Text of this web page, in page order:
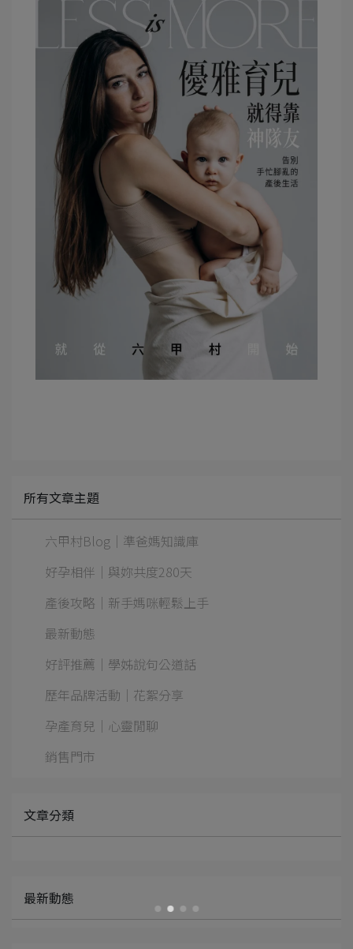
所有文章主題
六甲村Blog｜準爸媽知識庫
好孕相伴｜與妳共度280天
產後攻略｜新手媽咪輕鬆上手
最新動態
好評推薦｜學姊說句公道話
歷年品牌活動｜花絮分享
孕產育兒｜心靈閒聊
銷售門市
文章分類
最新動態